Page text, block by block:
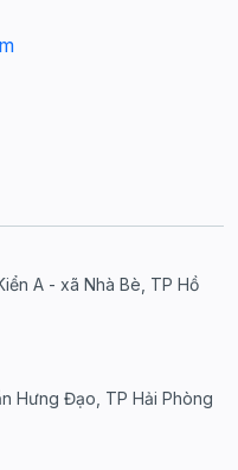
A - xã Nhà Bè, TP Hồ
Hưng Đạo, TP Hải Phòng